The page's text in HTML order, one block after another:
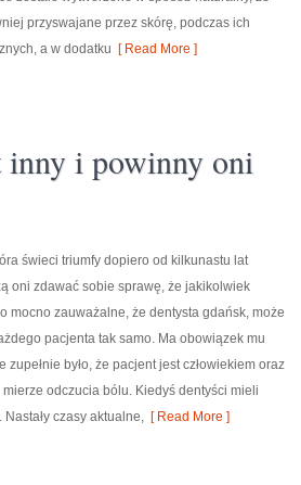
przyswajane przez skórę, podczas ich
a w dodatku [ Read More ]
inny i powinny oni
świeci triumfy dopiero od kilkunastu lat
oni zdawać sobie sprawę, że jakikolwiek
mocno zauważalne, że dentysta gdańsk, może
pacjenta tak samo. Ma obowiązek mu
było, że pacjent jest człowiekiem oraz
odczucia bólu. Kiedyś dentyści mieli
czasy aktualne, [ Read More ]